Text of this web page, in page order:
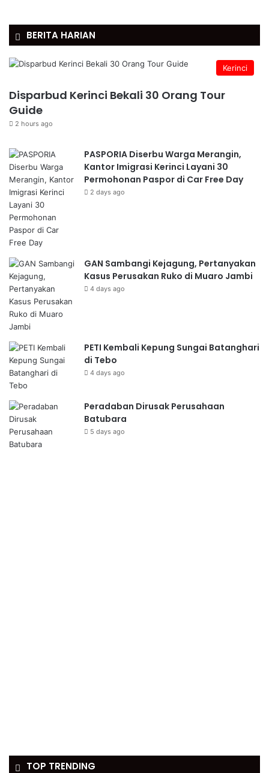
BERITA HARIAN
Kerinci
Disparbud Kerinci Bekali 30 Orang Tour
Guide
2 hours ago
PASPORIA Diserbu Warga Merangin,
Kantor Imigrasi Kerinci Layani 30
Permohonan Paspor di Car Free Day
2 days ago
GAN Sambangi Kejagung, Pertanyakan
Kasus Perusakan Ruko di Muaro Jambi
4 days ago
PETI Kembali Kepung Sungai Batanghari
di Tebo
4 days ago
Peradaban Dirusak Perusahaan
Batubara
5 days ago
TOP TRENDING